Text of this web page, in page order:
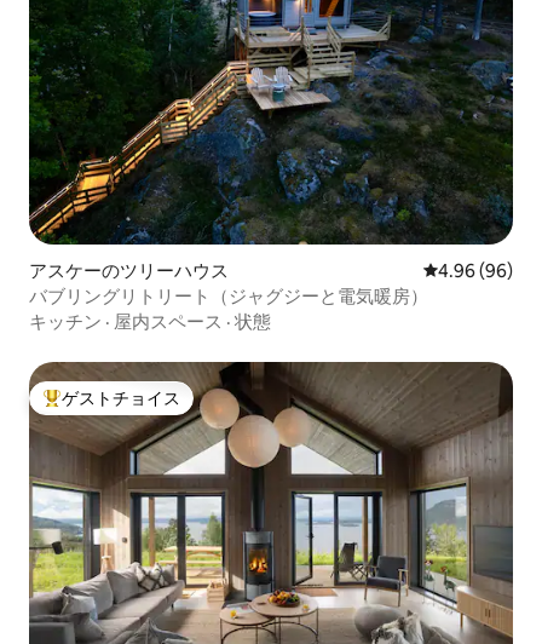
アスケーのツリーハウス レビュー96件
4.96 (96)
バブリングリトリート（ジャグジーと電気暖房）
キッチン · 屋内スペース · 状態
大好評のゲストチョイスです。
ゲストチョイス